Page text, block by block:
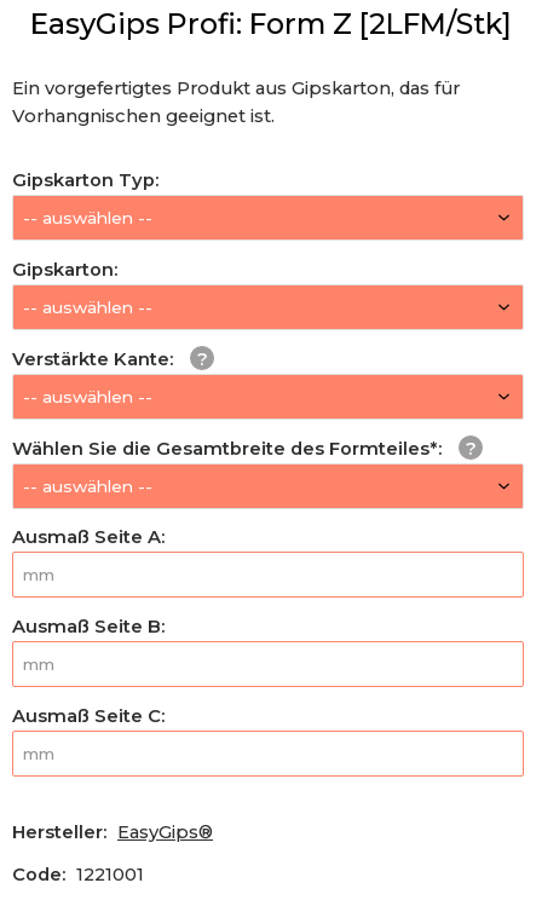
EasyGips Profi: Form Z [2LFM/Stk]
Ein vorgefertigtes Produkt aus Gipskarton, das für
Vorhangnischen geeignet ist.
Gipskarton Typ:
Gipskarton:
Verstärkte Kante:
Wählen Sie die Gesamtbreite des Formteiles*:
Ausmaß Seite A:
Ausmaß Seite B:
Ausmaß Seite C:
Hersteller: EasyGips®
Code: 1221001